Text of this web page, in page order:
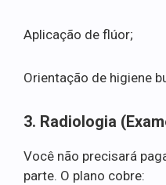
Aplicação de flúor;
Orientação de higiene
3. Radiologia
Você não precisará
parte. O plano cobre: